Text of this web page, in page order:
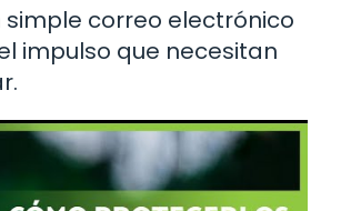
simple correo electrónico
impulso que necesitan